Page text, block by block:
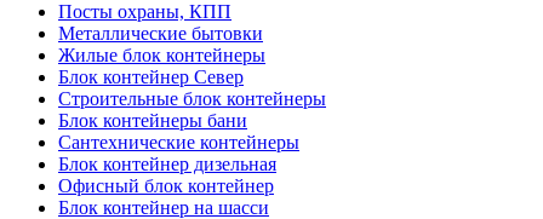
Посты охраны, КПП
Металлические бытовки
Жилые блок контейнеры
Блок контейнер Север
Строительные блок контейнеры
Блок контейнеры бани
Сантехнические контейнеры
Блок контейнер дизельная
Офисный блок контейнер
Блок контейнер на шасси